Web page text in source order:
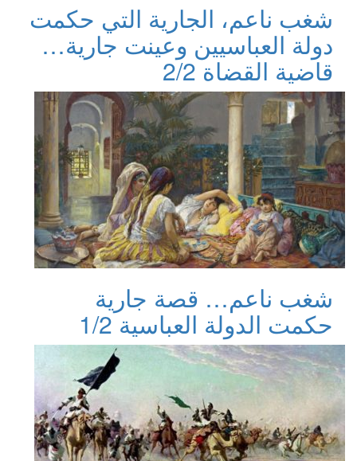
شغب ناعم، الجارية التي حكمت
دولة العباسيين وعينت جارية…
قاضية القضاة 2/2
شغب ناعم… قصة جارية
حكمت الدولة العباسية 1/2